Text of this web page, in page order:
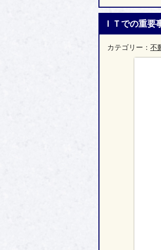
ＩＴでの重要
カテゴリー： 不